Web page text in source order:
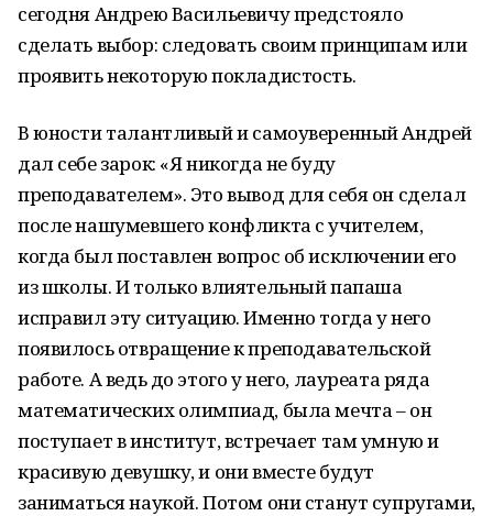
сегодня Андрею Васильевичу предстояло
сделать выбор: следовать своим принципам или
проявить некоторую покладистость.
В юности талантливый и самоуверенный Андрей
дал себе зарок: «Я никогда не буду
преподавателем». Это вывод для себя он сделал
после нашумевшего конфликта с учителем,
когда был поставлен вопрос об исключении его
из школы. И только влиятельный папаша
исправил эту ситуацию. Именно тогда у него
появилось отвращение к преподавательской
работе. А ведь до этого у него, лауреата ряда
математических олимпиад, была мечта – он
поступает в институт, встречает там умную и
красивую девушку, и они вместе будут
заниматься наукой. Потом они станут супругами,